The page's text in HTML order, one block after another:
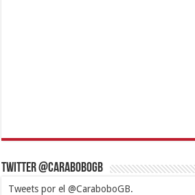
Twitter @CaraboboGB
Tweets por el @CaraboboGB.